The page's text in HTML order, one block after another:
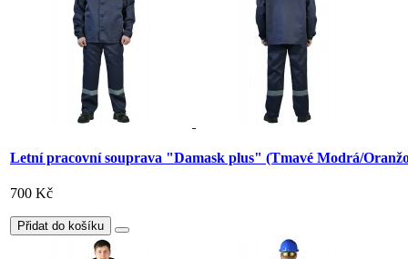
Letní pracovní souprava "Damask plus" (Tmavé Modrá/
700 Kč
Přidat do košíku